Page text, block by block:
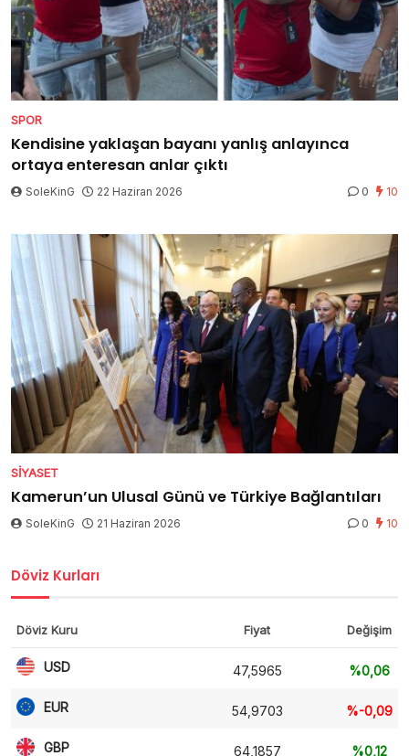
SPOR
Kendisine yaklaşan bayanı yanlış anlayınca
ortaya enteresan anlar çıktı
SoleKinG 22 Haziran 2026 0 10
SIYASET
Kamerun’un Ulusal Günü ve Türkiye Bağlantıları
SoleKinG 21 Haziran 2026 0 10
Döviz Kurları
Döviz Kuru Fiyat Değişim
USD 47,5965 %0,06
EUR 54,9703 %-0,09
GBP 64,1857 %0,12